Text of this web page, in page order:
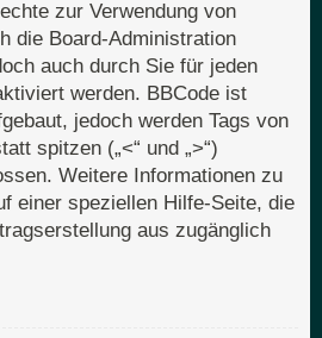
zur Verwendung von
die Board-Administration
auch durch Sie für jeden
werden. BBCode ist
jedoch werden Tags von
spitzen („<“ und „>“)
Weitere Informationen zu
einer speziellen Hilfe-Seite, die
aus zugänglich